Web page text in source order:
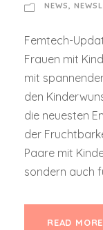
NEWS,
Femtech-
Frauen mit
mit
den
die neuesten
der
Paare mit
sondern auch
READ MORE